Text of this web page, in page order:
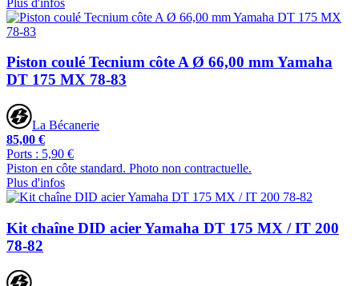
Piston coulé Tecnium côte A Ø 66,00 mm Yamaha
DT 175 MX 78-83
La Bécanerie
85,00 €
Ports : 5,90 €
Piston en côte standard. Photo non contractuelle.
Plus d'infos
Kit chaîne DID acier Yamaha DT 175 MX / IT 200
78-82